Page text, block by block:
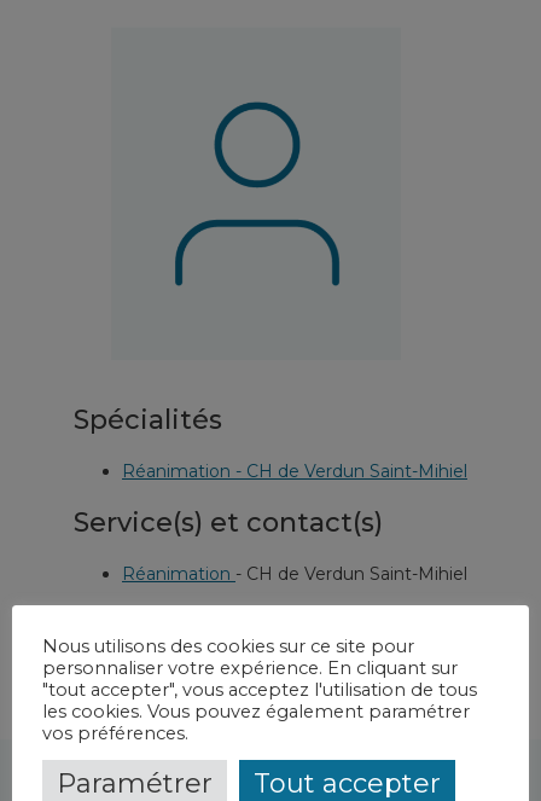
Spécialités
Réanimation - CH de Verdun Saint-Mihiel
Service(s) et contact(s)
Réanimation - CH de Verdun Saint-Mihiel
Nous utilisons des cookies sur ce site pour
personnaliser votre expérience. En cliquant sur
"tout accepter", vous acceptez l'utilisation de tous
les cookies. Vous pouvez également paramétrer
vos préférences.
Paramétrer
Tout accepter